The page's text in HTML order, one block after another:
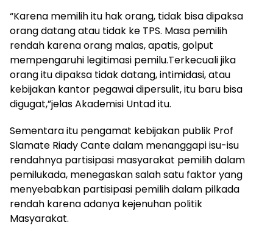
“Karena memilih itu hak orang, tidak bisa dipaksa
orang datang atau tidak ke TPS. Masa pemilih
rendah karena orang malas, apatis, golput
mempengaruhi legitimasi pemilu.Terkecuali jika
orang itu dipaksa tidak datang, intimidasi, atau
kebijakan kantor pegawai dipersulit, itu baru bisa
digugat,”jelas Akademisi Untad itu.
Sementara itu pengamat kebijakan publik Prof
Slamate Riady Cante dalam menanggapi isu-isu
rendahnya partisipasi masyarakat pemilih dalam
pemilukada, menegaskan salah satu faktor yang
menyebabkan partisipasi pemilih dalam pilkada
rendah karena adanya kejenuhan politik
Masyarakat.